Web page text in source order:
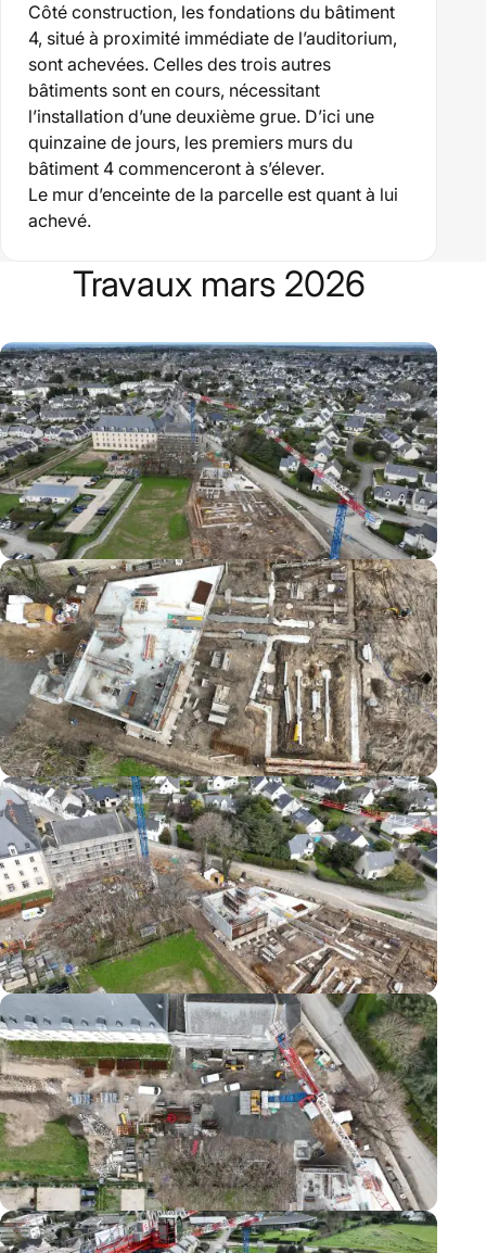
Côté construction, les fondations du bâtiment
4, situé à proximité immédiate de l’auditorium,
sont achevées. Celles des trois autres
bâtiments sont en cours, nécessitant
l’installation d’une deuxième grue. D’ici une
quinzaine de jours, les premiers murs du
bâtiment 4 commenceront à s’élever.
Le mur d’enceinte de la parcelle est quant à lui
achevé.
Travaux mars 2026
Travaux
mars
2026
Travaux
mars
2026
Travaux
mars
2026
Travaux
mars